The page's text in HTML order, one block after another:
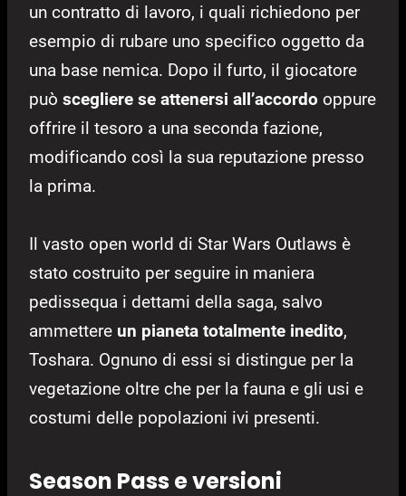
un contratto di lavoro, i quali richiedono per
esempio di rubare uno specifico oggetto da
una base nemica. Dopo il furto, il giocatore
può scegliere se attenersi all’accordo oppure
offrire il tesoro a una seconda fazione,
modificando così la sua reputazione presso
la prima.
Il vasto open world di Star Wars Outlaws è
stato costruito per seguire in maniera
pedissequa i dettami della saga, salvo
ammettere un pianeta totalmente inedito,
Toshara. Ognuno di essi si distingue per la
vegetazione oltre che per la fauna e gli usi e
costumi delle popolazioni ivi presenti.
Season Pass e versioni